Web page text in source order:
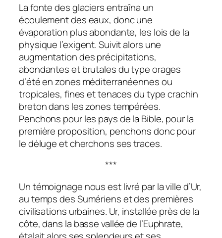
La fonte des glaciers entraîna un
écoulement des eaux, donc une
évaporation plus abondante, les lois de la
physique l’exigent. Suivit alors une
augmentation des précipitations,
abondantes et brutales du type orages
d’été en zones méditerranéennes ou
tropicales, fines et tenaces du type crachin
breton dans les zones tempérées.
Penchons pour les pays de la Bible, pour la
première proposition, penchons donc pour
le déluge et cherchons ses traces.
***
Un témoignage nous est livré par la ville d’Ur,
au temps des Sumériens et des premières
civilisations urbaines. Ur, installée près de la
côte, dans la basse vallée de l’Euphrate,